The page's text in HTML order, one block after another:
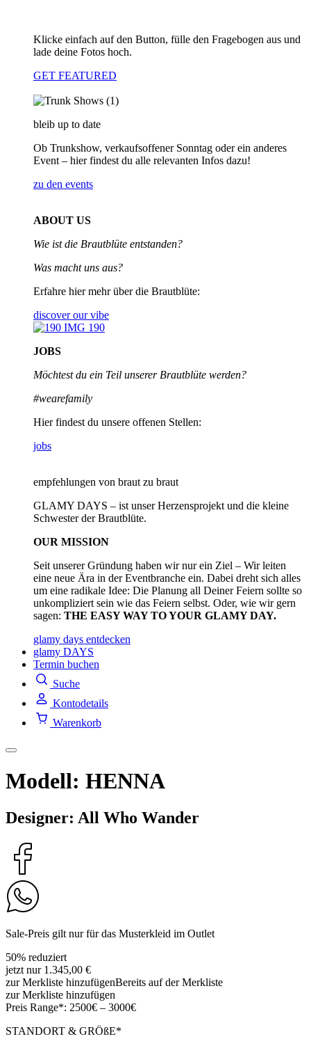
Klicke einfach auf den Button, fülle den Fragebogen aus und
lade deine Fotos hoch.
GET FEATURED
bleib up to date
Ob Trunkshow, verkaufsoffener Sonntag oder ein anderes
Event – hier findest du alle relevanten Infos dazu!
zu den events
ABOUT US
Wie ist die Brautblüte entstanden?
Was macht uns aus?
Erfahre hier mehr über die Brautblüte:
discover our vibe
JOBS
Möchtest du ein Teil unsererBrautblüte werden?
#wearefamily
Hier findest du unsere offenen Stellen:
jobs
empfehlungen von braut zu braut
GLAMY DAYS – ist unser Herzensprojekt und die kleine
Schwester der Brautblüte.
OUR MISSION
Seit unserer Gründung haben wir nur ein Ziel – Wir leiten
eine neue Ära in der Eventbranche ein. Dabei dreht sich alles
um eine radikale Idee: Die Planung all Deiner Feiern sollte so
unkompliziert sein wie das Feiern selbst. Oder, wie wir gern
sagen: THE EASY WAY TO YOUR GLAMY DAY.
glamy days entdecken
glamy DAYS
Termin buchen
Suche
Kontodetails
Warenkorb
Modell: HENNA
Designer: All Who Wander
Sale-Preis gilt nur für das Musterkleid im Outlet
50% reduziert
jetzt nur 1.345,00 €
zur Merkliste hinzufügenBereits auf der Merkliste
zur Merkliste hinzufügen
Preis Range*: 2500€ – 3000€
STANDORT & GRÖßE*